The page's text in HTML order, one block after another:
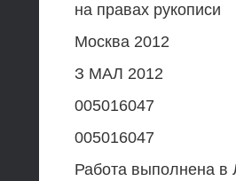
на правах рукописи
Москва 2012
З МАЛ 2012
005016047
005016047
Работа выполнена в